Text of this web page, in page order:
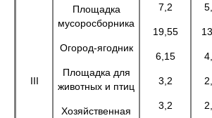
III
Площадка
мусоросборника
Огород-ягодник
Площадка для
животных и птиц
Хозяйственная
7,2
19,55
6,15
3,2
3,2